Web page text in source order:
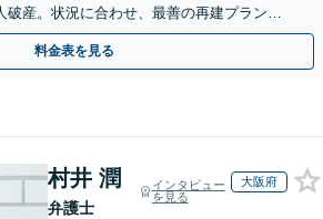
破産。状況に合わせ、最善の再建プランを
り】
料金表を見る
村井 潤
弁護士
インタビュー
を見る
大阪府